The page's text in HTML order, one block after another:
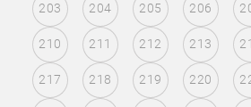
203 204 205 206
210 211 212 213
217 218 219 220